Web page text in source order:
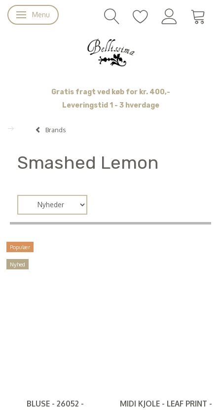
Skifte navigation
Menu
Gratis fragt ved køb for kr. 400,-
Leveringstid 1 - 3 hverdage
Brands
Smashed Lemon
Populær
Nyhed
BLUSE - 26052 -
MIDI KJOLE - LEAF PRINT -